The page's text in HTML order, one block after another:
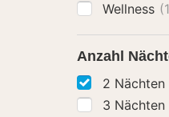
Wellness
Anzahl
2 Nächten
3 Nächten